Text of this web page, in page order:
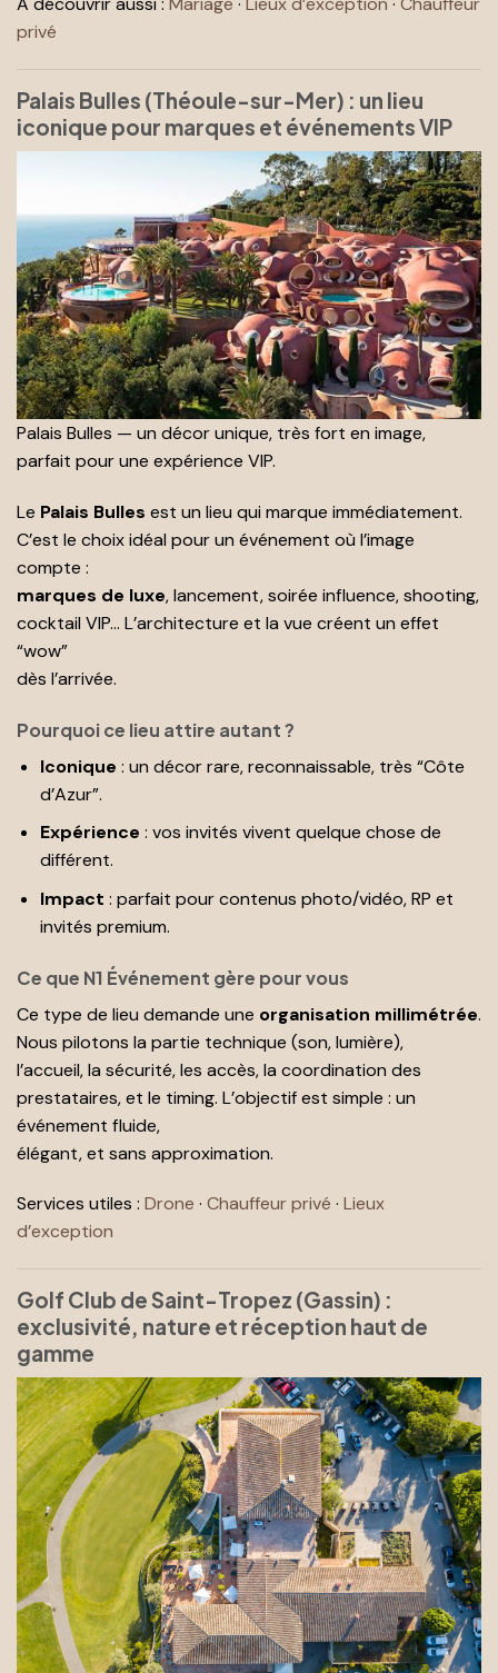
privé
Palais Bulles (Théoule-sur-Mer) : un lieu
iconique pour marques et événements VIP
Palais Bulles — un décor unique, très fort en image,
parfait pour une expérience VIP.
Le Palais Bulles est un lieu qui marque immédiatement.
C’est le choix idéal pour un événement où l’image
compte :
marques de luxe, lancement, soirée influence, shooting,
cocktail VIP… L’architecture et la vue créent un effet
“wow”
dès l’arrivée.
Pourquoi ce lieu attire autant ?
Iconique : un décor rare, reconnaissable, très “Côte
d’Azur”.
Expérience : vos invités vivent quelque chose de
différent.
Impact : parfait pour contenus photo/vidéo, RP et
invités premium.
Ce que N1 Événement gère pour vous
Ce type de lieu demande une organisation millimétrée.
Nous pilotons la partie technique (son, lumière),
l’accueil, la sécurité, les accès, la coordination des
prestataires, et le timing. L’objectif est simple : un
événement fluide,
élégant, et sans approximation.
Services utiles : Drone · Chauffeur privé · Lieux
d’exception
Golf Club de Saint-Tropez (Gassin) :
exclusivité, nature et réception haut de
gamme